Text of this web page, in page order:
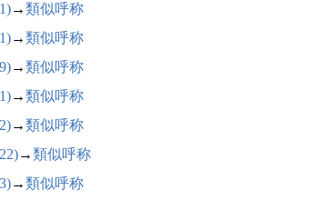
→類似呼称
→類似呼称
→類似呼称
→類似呼称
→類似呼称
→類似呼称
→類似呼称